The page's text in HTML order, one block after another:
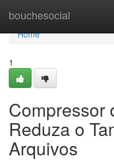
bouchesocial
Home
Home
1
Compressor
Reduza o
Arquivos